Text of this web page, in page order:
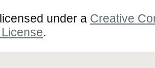
under a Creative
.